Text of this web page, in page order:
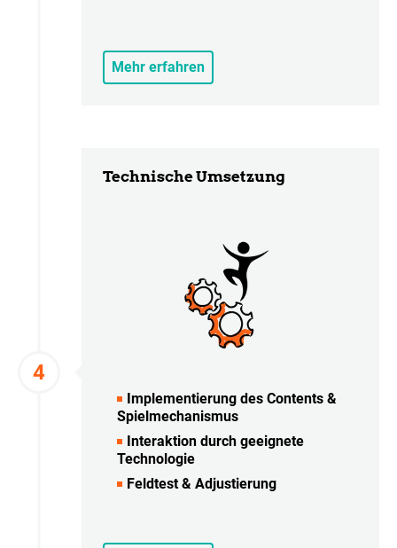
Mehr erfahren
Technische Umsetzung
Implementierung des Contents &
Spielmechanismus
Interaktion durch geeignete
Technologie
Feldtest & Adjustierung